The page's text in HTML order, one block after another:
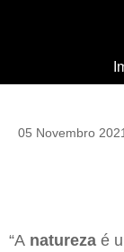
05 Novembro 2021
“A natureza é